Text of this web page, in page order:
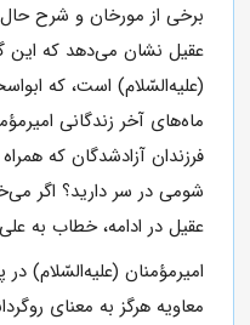
برخی از مورخان و شرح
عقیل نشان می‌دهد که این
(علیه‌السّلام) است، که ابواسحاق ثقفی (متوفای
ماه‌های آخر زندگانی
فرزندان آزادشدگان که
شومی در سر دارید؟ اگر
عقیل در ادامه، خطاب به
امیرمؤمنان
معاویه هرگز به معنای